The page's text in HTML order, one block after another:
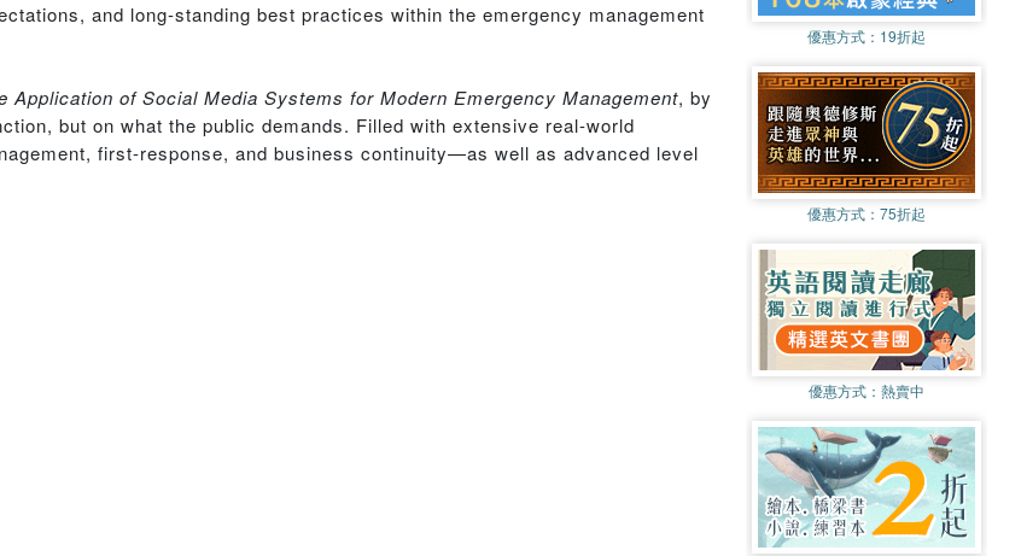
and long-standing best practices within the emergency management
Application of Social Media Systems for Modern Emergency Management, by
but on what the public demands. Filled with extensive real-world
first-response, and business continuity—as well as advanced level
優惠方式： 19折起
優惠方式： 75折起
優惠方式： 熱賣中